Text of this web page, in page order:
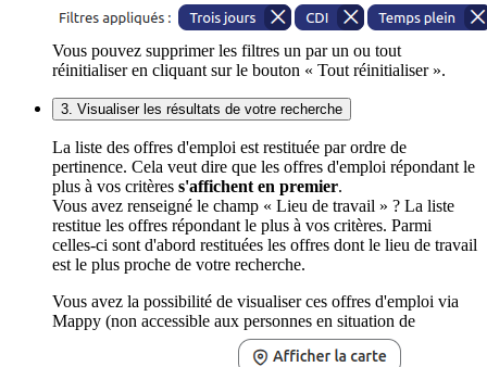
Vous pouvez supprimer les filtres un par un ou tout
réinitialiser en cliquant sur le bouton « Tout réinitialiser ».
3. Visualiser les résultats de votre recherche
La liste des offres d'emploi est restituée par ordre de
pertinence. Cela veut dire que les offres d'emploi répondant le
plus à vos critères s'affichent en premier.
Vous avez renseigné le champ « Lieu de travail » ? La liste
restitue les offres répondant le plus à vos critères. Parmi
celles-ci sont d'abord restituées les offres dont le lieu de travail
est le plus proche de votre recherche.
Vous avez la possibilité de visualiser ces offres d'emploi via
Mappy (non accessible aux personnes en situation de